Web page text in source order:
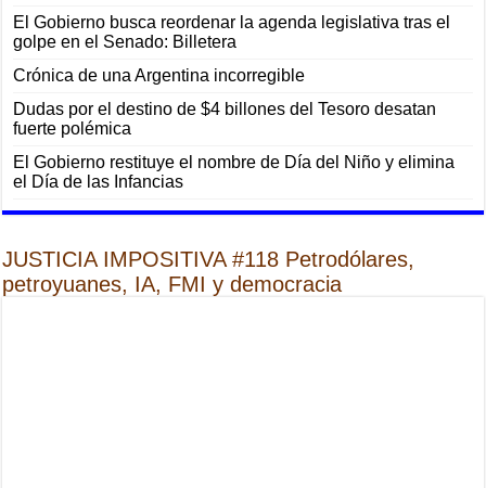
El Gobierno busca reordenar la agenda legislativa tras el
golpe en el Senado: Billetera
Crónica de una Argentina incorregible
Dudas por el destino de $4 billones del Tesoro desatan
fuerte polémica
El Gobierno restituye el nombre de Día del Niño y elimina
el Día de las Infancias
JUSTICIA IMPOSITIVA #118 Petrodólares,
petroyuanes, IA, FMI y democracia